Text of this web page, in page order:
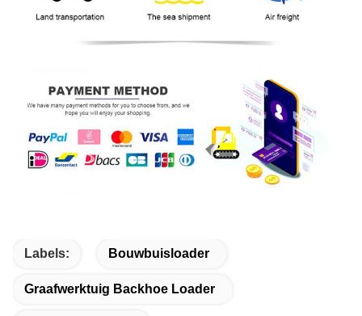
Labels: Bouwbuisloader
Graafwerktuig Backhoe Loader